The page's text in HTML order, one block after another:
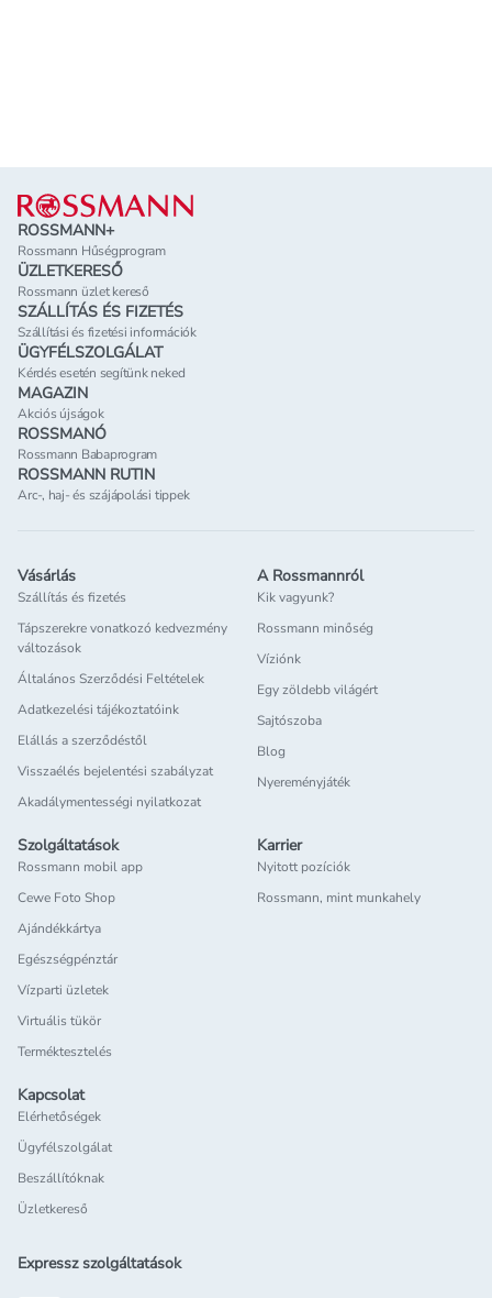
Lábléc
ROSSMANN+
Rossmann Hűségprogram
ÜZLETKERESŐ
Rossmann üzlet kereső
SZÁLLÍTÁS ÉS FIZETÉS
Szállítási és fizetési információk
ÜGYFÉLSZOLGÁLAT
Kérdés esetén segítünk neked
MAGAZIN
Akciós újságok
ROSSMANÓ
Rossmann Babaprogram
ROSSMANN RUTIN
Arc-, haj- és szájápolási tippek
Vásárlás
Szállítás és fizetés
Tápszerekre vonatkozó kedvezmény
változások
Általános Szerződési Feltételek
Adatkezelési tájékoztatóink
Elállás a szerződéstől
Visszaélés bejelentési szabályzat
Akadálymentességi nyilatkozat
A Rossmannról
Kik vagyunk?
Rossmann minőség
Víziónk
Egy zöldebb világért
Sajtószoba
Blog
Nyereményjáték
Szolgáltatások
Rossmann mobil app
Cewe Foto Shop
Ajándékkártya
Egészségpénztár
Vízparti üzletek
Virtuális tükör
Terméktesztelés
Karrier
Nyitott pozíciók
Rossmann, mint munkahely
Kapcsolat
Elérhetőségek
Ügyfélszolgálat
Beszállítóknak
Üzletkereső
Expressz szolgáltatások